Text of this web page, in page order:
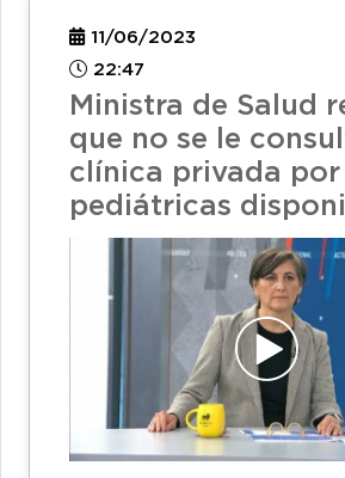
11/06/2023
22:47
Ministra de Salud
que no se le
clínica privada por
pediátricas